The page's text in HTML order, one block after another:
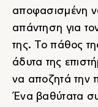
αποφασισμένη
απάντηση για
της. Το πάθος
άδυτα της
να αποζητά την
Ένα βαθύτατα